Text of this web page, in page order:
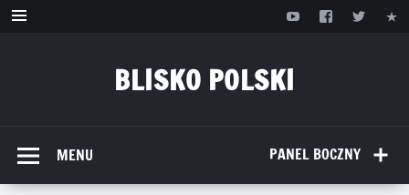
Przejdź
BLISKO POLSKI
PANEL BOCZNY
MENU